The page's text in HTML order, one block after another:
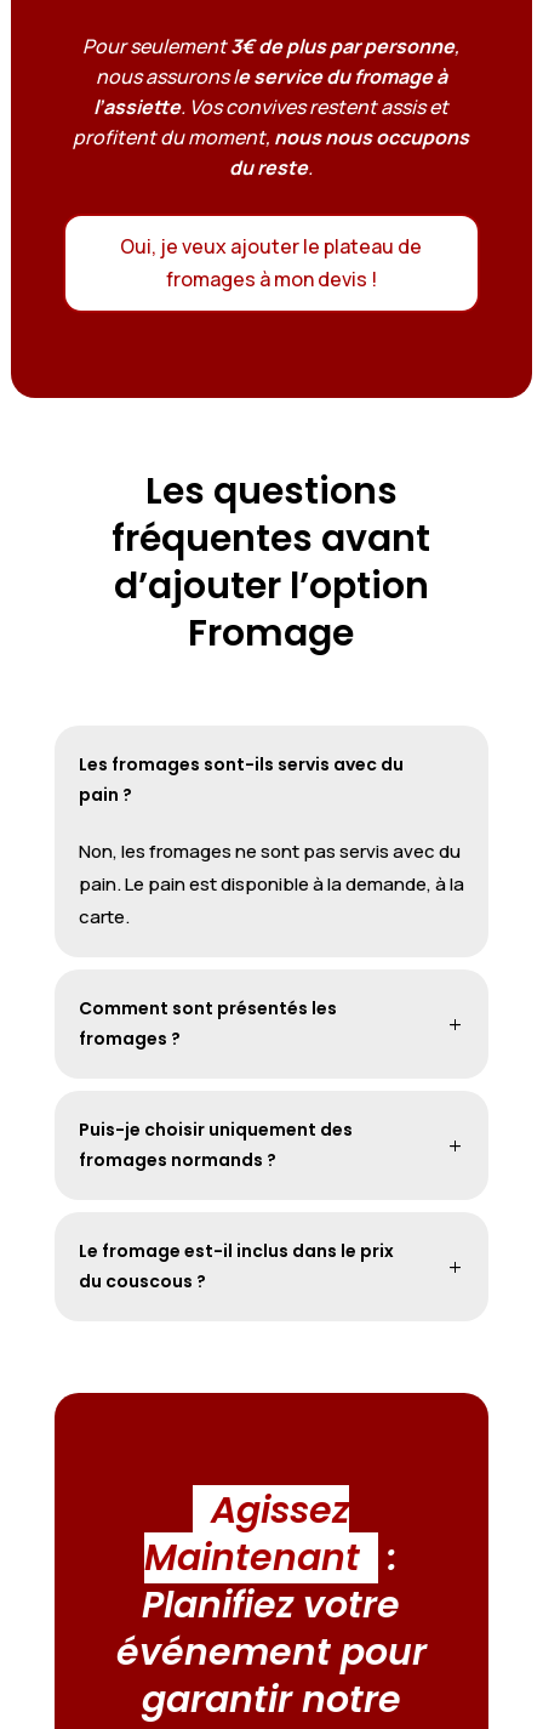
Pour seulement3€ de plus par personne,
nous assurons le service du fromage à
l’assiette. Vos convives restent assis et
profitent du moment, nous nous occupons
du reste.
Oui, je veux ajouter le plateau de
fromages à mon devis !
Les questions
fréquentes avant
d’ajouter l’option
Fromage
Les fromages sont-ils servis avec du
pain ?
Non, les fromages ne sont pas servis avec du
pain. Le pain est disponible à la demande, à la
carte.
Comment sont présentés les
fromages ?
Puis-je choisir uniquement des
fromages normands ?
Le fromage est-il inclus dans le prix
du couscous ?
Agissez
Maintenant :
Planifiez votre
événement pour
garantir notre